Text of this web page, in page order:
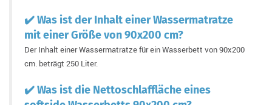
✔️Was ist der Inhalt einer Wassermatratze
mit einer Größe von 90x200 cm?
Der Inhalt einer Wassermatratze für ein Wasserbett von 90x200
cm. beträgt 250 Liter.
✔️Was ist die Nettoschlaffläche eines